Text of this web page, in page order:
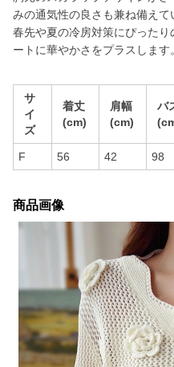
みの通気性の良さも兼ね備えて
春先や夏の冷房対策にぴった
ートに華やかさをプラスします。
サ
イ
ズ
着丈
(cm)
肩幅
(cm)
バ
F 56 42 98
商品画像